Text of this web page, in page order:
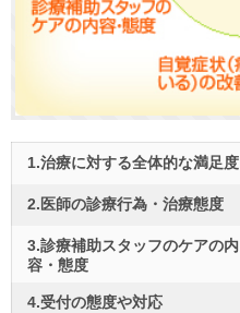
1.治療に対する全体的な満足度
2.医師の診療行為・治療態度
3.診療補助スタッフのケアの内
容・態度
4.受付の態度や対応